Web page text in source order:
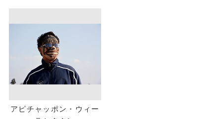
年）にも選出された。
アピチャッポン・ウィー